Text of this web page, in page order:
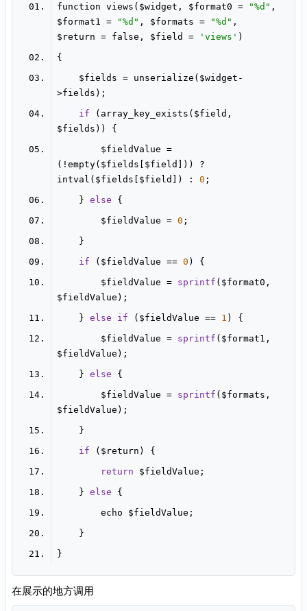
function views($widget, $format0 = "%d" ,
$format1 =
"%d" , $formats = "%d" ,
$return = false, $field =
'views'
if (array_key_exists($field,
(!empty($fields[$field])) ?
intval($fields[$field]) : 0
    }
else
        $fieldValue =
0
if ($fieldValue == 0
        $fieldValue =
sprintf ($format0,
    }
else if ($fieldValue == 1
        $fieldValue =
sprintf ($format1,
    }
else
        $fieldValue =
sprintf ($formats,
if
return
    }
else
在展示的地方调用